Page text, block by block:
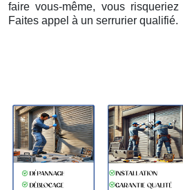
faire vous-même, vous
Faites appel à un serrurier qualifié.